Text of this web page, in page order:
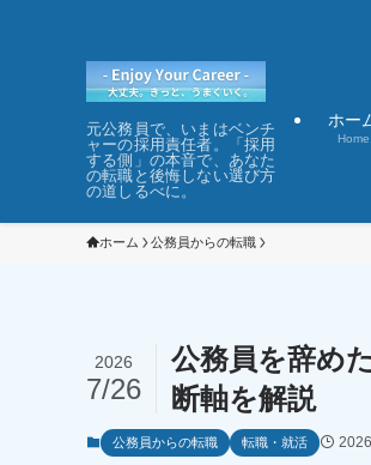
元公務員で、いまはベンチ
ャーの採用責任者。「採用
する側」の本音で、あなた
の転職と後悔しない選び方
の道しるべに。
ホー
Home
ホーム 公務員からの転職
公務員を辞め
断軸を解説
2026
7/26
公務員からの転職 転職・就活